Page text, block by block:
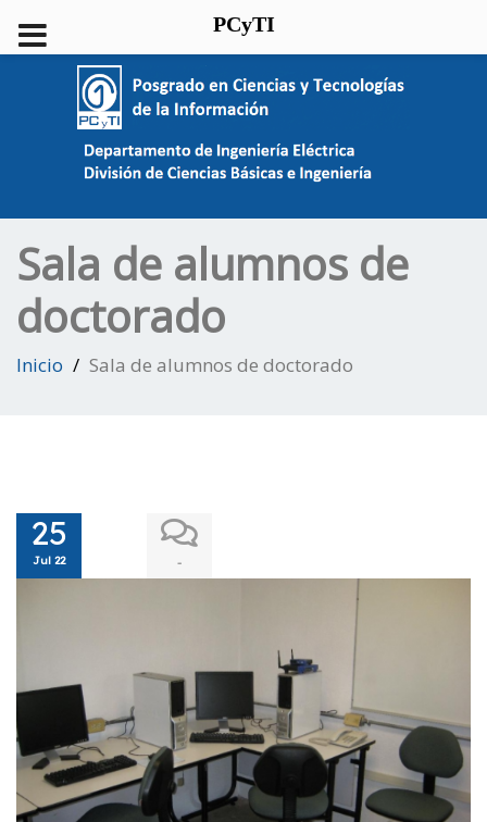
Sala de alumnos de
doctorado
Inicio Sala de alumnos de doctorado
25
Jul 22 -
PCyTI